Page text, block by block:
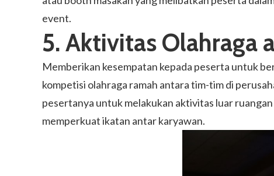
event.
5. Aktivitas Olahraga
Memberikan kesempatan kepada peserta untuk
kompetisi olahraga ramah antara tim-tim di
pesertanya untuk melakukan aktivitas luar
memperkuat ikatan antar karyawan.